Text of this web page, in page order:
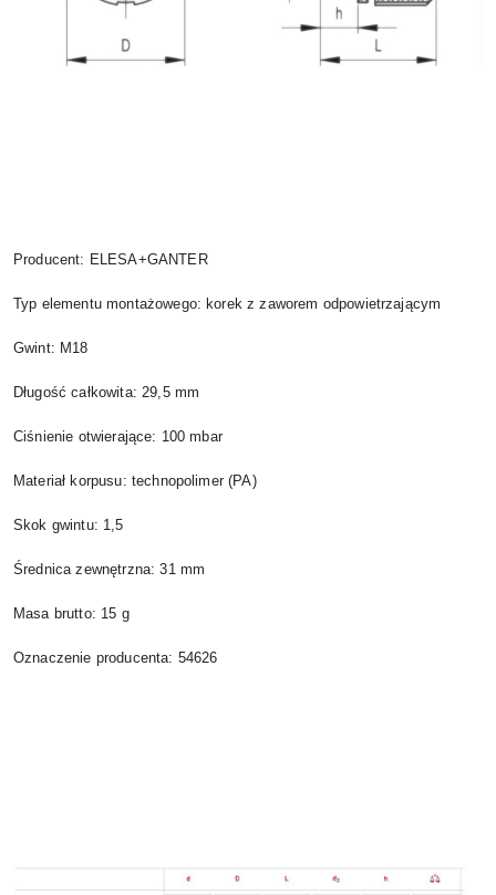
Producent: ELESA+GANTER
Typ elementu montażowego: korek z zaworem odpowietrzającym
Gwint: M18
Długość całkowita: 29,5 mm
Ciśnienie otwierające: 100 mbar
Materiał korpusu: technopolimer (PA)
Skok gwintu: 1,5
Średnica zewnętrzna: 31 mm
Masa brutto: 15 g
Oznaczenie producenta: 54626